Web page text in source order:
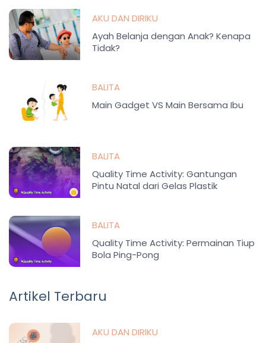
AKU DAN DIRIKU
Ayah Belanja dengan Anak? Kenapa
Tidak?
BALITA
Main Gadget VS Main Bersama Ibu
BALITA
Quality Time Activity: Gantungan
Pintu Natal dari Gelas Plastik
BALITA
Quality Time Activity: Permainan Tiup
Bola Ping-Pong
Artikel Terbaru
AKU DAN DIRIKU